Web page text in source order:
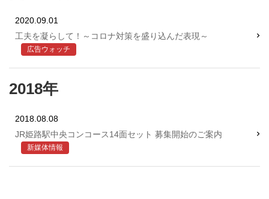
2020.09.01
工夫を凝らして！～コロナ対策を盛り込んだ表現～
広告ウォッチ
2018年
2018.08.08
JR姫路駅中央コンコース14面セット 募集開始のご案内
新媒体情報